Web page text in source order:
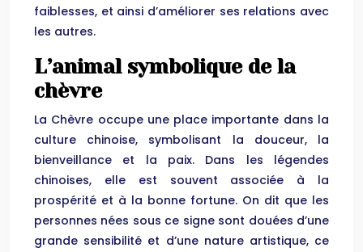
faiblesses, et ainsi d’améliorer ses relations avec
les autres.
L’animal symbolique de la
chèvre
La Chèvre occupe une place importante dans la
culture chinoise, symbolisant la douceur, la
bienveillance et la paix. Dans les légendes
chinoises, elle est souvent associée à la
prospérité et à la bonne fortune. On dit que les
personnes nées sous ce signe sont douées d’une
grande sensibilité et d’une nature artistique, ce